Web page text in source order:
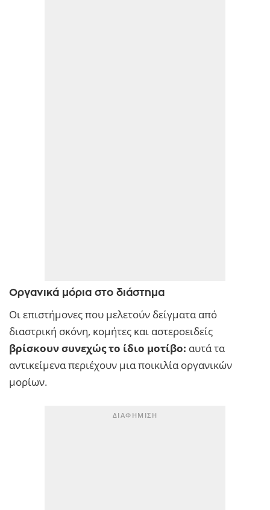
Οργανικά μόρια στο διάστημα
Οι επιστήμονες που μελετούν δείγματα από
διαστρική σκόνη, κομήτες και αστεροειδείς
βρίσκουν συνεχώς το ίδιο μοτίβο: αυτά τα
αντικείμενα περιέχουν μια ποικιλία οργανικών
μορίων.